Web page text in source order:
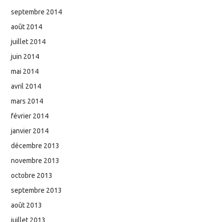
septembre 2014
août 2014
juillet 2014
juin 2014
mai 2014
avril 2014
mars 2014
février 2014
janvier 2014
décembre 2013
novembre 2013
octobre 2013
septembre 2013
août 2013
juillet 2013